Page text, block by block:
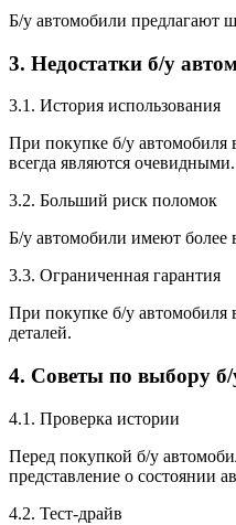
Б/у автомобили предлагают
3. Недостатки б/у
3.1. История использования
При покупке б/у автомобиля
всегда являются очевидными.
3.2. Больший риск поломок
Б/у автомобили имеют более
3.3. Ограниченная гарантия
При покупке б/у автомобиля
деталей.
4. Советы по выбору
4.1. Проверка истории
Перед покупкой б/у
представление о состоянии
4.2. Тест-драйв